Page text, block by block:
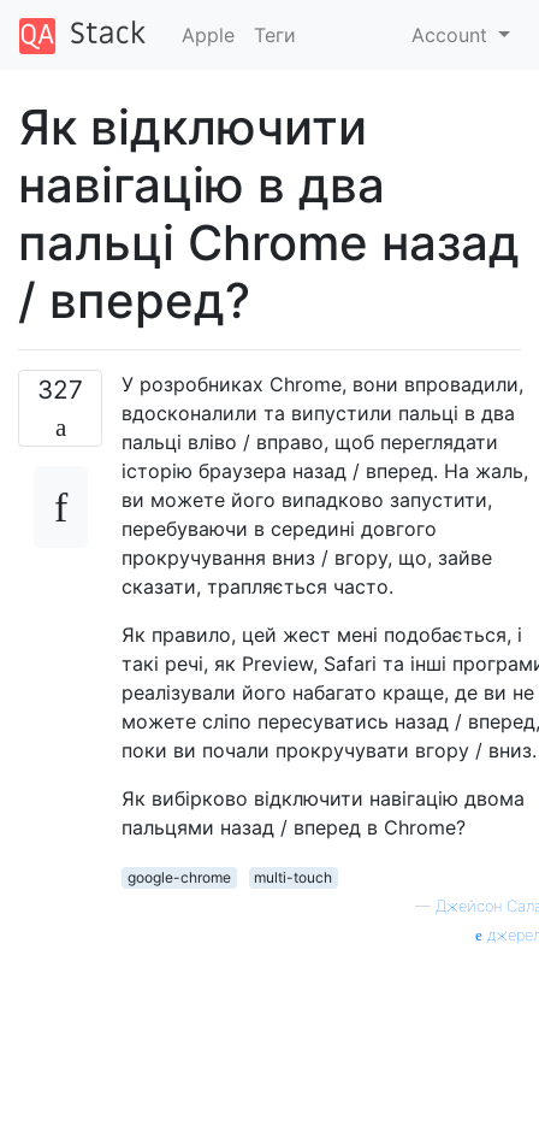
Apple Теги Account
Як відключити
навігацію в два
пальці Chrome назад
/ вперед?
327
У розробниках Chrome, вони впровадили,
вдосконалили та випустили пальці в два
пальці вліво / вправо, щоб переглядати
історію браузера назад / вперед. На жаль,
ви можете його випадково запустити,
перебуваючи в середині довгого
прокручування вниз / вгору, що, зайве
сказати, трапляється часто.
Як правило, цей жест мені подобається, і
такі речі, як Preview, Safari та інші
реалізували його набагато краще, де ви не
можете сліпо пересуватись назад / вперед,
поки ви почали прокручувати вгору / вниз.
Як вибірково відключити навігацію двома
пальцями назад / вперед в Chrome?
google-chrome
multi-touch
— Джейсон